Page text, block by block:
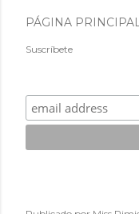
PÁGINA PRINCIPAL
Suscríbete